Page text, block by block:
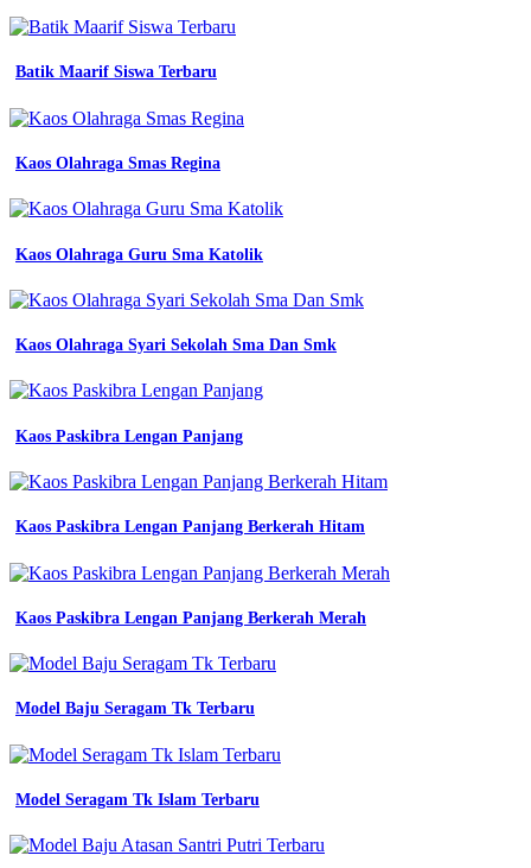
model
kaos
kombinasi
terbaru
konveksi
seragam
kaos
lengan
kaos
model
korea
Lpk
Jepang
Model
Terbaru
jual
pria
pria
panjang
cowok
model
Kaos
lengan
Batik Maarif Siswa Terbaru
Kaos Olahraga Smas Regina
Kaos Olahraga Guru Sma Katolik
Kaos Olahraga Syari Sekolah Sma Dan Smk
Kaos Paskibra Lengan Panjang
Kaos Paskibra Lengan Panjang Berkerah Hitam
Kaos Paskibra Lengan Panjang Berkerah Merah
Model Baju Seragam Tk Terbaru
Model Seragam Tk Islam Terbaru